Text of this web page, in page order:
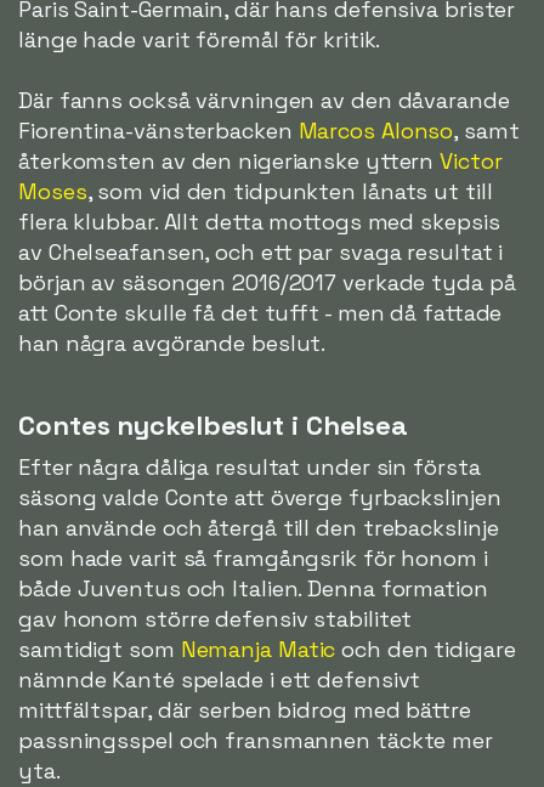
Paris Saint-Germain, där hans defensiva brister
länge hade varit föremål för kritik.
Där fanns också värvningen av den dåvarande
Fiorentina-vänsterbacken Marcos Alonso, samt
återkomsten av den nigerianske ytternVictor
Moses, som vid den tidpunkten lånats ut till
flera klubbar. Allt detta mottogs med skepsis
av Chelseafansen, och ett par svaga resultat i
början av säsongen 2016/2017 verkade tyda på
att Conte skulle få det tufft - men då fattade
han några avgörande beslut.
Contes nyckelbeslut i Chelsea
Efter några dåliga resultat under sin första
säsong valde Conte att överge fyrbackslinjen
han använde och återgå till den trebackslinje
som hade varit så framgångsrik för honom i
både Juventus och Italien. Denna formation
gav honom större defensiv stabilitet
samtidigt som Nemanja Matic och den tidigare
nämnde Kanté spelade i ett defensivt
mittfältspar, där serben bidrog med bättre
passningsspel och fransmannen täckte mer
yta.